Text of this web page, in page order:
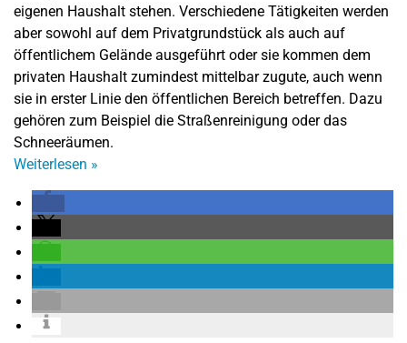
eigenen Haushalt stehen. Verschiedene Tätigkeiten werden
aber sowohl auf dem Privatgrundstück als auch auf
öffentlichem Gelände ausgeführt oder sie kommen dem
privaten Haushalt zumindest mittelbar zugute, auch wenn
sie in erster Linie den öffentlichen Bereich betreffen. Dazu
gehören zum Beispiel die Straßenreinigung oder das
Schneeräumen.
Weiterlesen »